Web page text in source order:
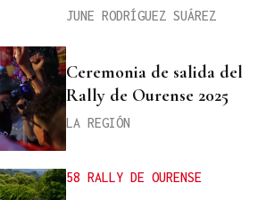
JUNE RODRÍGUEZ SUÁREZ
Ceremonia de salida del
Rally de Ourense 2025
LA REGIÓN
58 RALLY DE OURENSE